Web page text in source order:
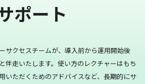
ポート
サクセスチームが、導入前から運用開始後
伴走いたします。 使い方のレクチャーはもち
いただくためのアドバイスなど、長期的にサ